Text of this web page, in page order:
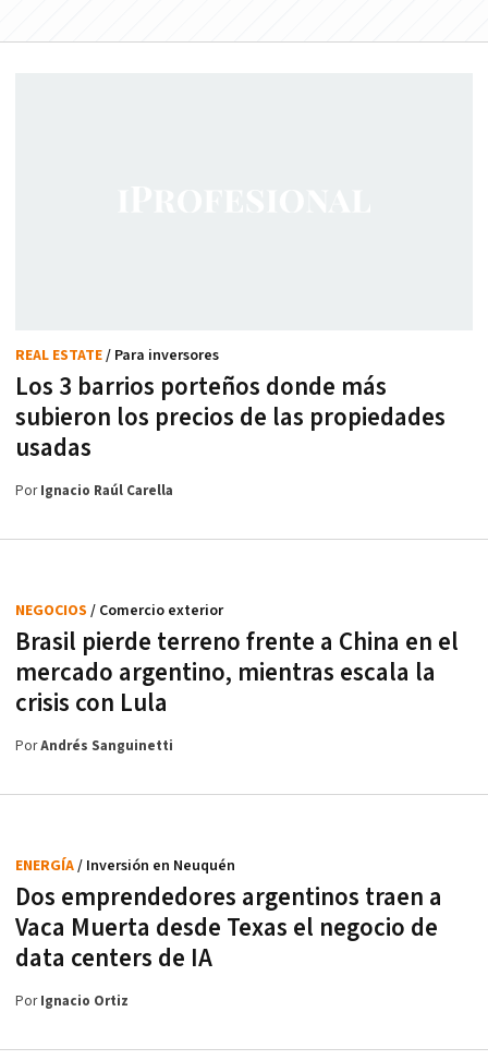
Los 3 barrios porteños donde más
subieron los precios de las propiedades
usadas
REAL ESTATE/ Para inversores
PorIgnacio Raúl Carella
Brasil pierde terreno frente a China en el
mercado argentino, mientras escala la
crisis con Lula
NEGOCIOS / Comercio exterior
PorAndrés Sanguinetti
Dos emprendedores argentinos traen a
Vaca Muerta desde Texas el negocio de
data centers de IA
ENERGÍA/ Inversión en Neuquén
PorIgnacio Ortiz